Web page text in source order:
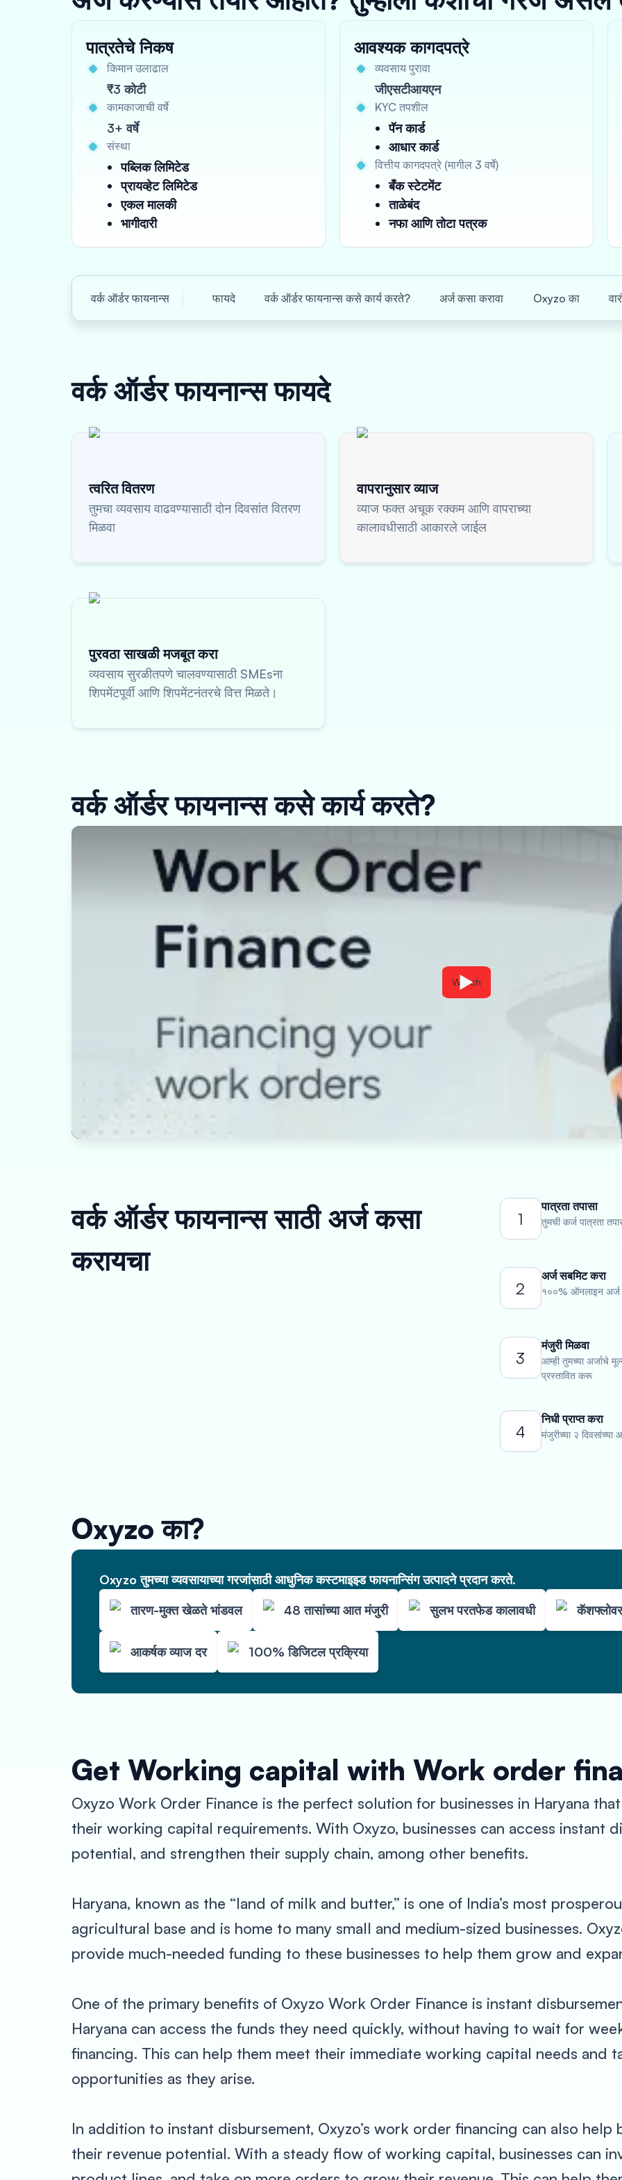
पात्रतेचे निकष
किमान उलाढाल
₹3 कोटी
कामकाजाची वर्षे
3+ वर्षे
संस्था
पब्लिक लिमिटेड
प्रायव्हेट लिमिटेड
एकल मालकी
भागीदारी
आवश्यक कागदपत्रे
व्यवसाय पुरावा
जीएसटीआयएन
KYC तपशील
पॅन कार्ड
आधार कार्ड
वित्तीय कागदपत्रे (मागील 3 वर्षे)
बँक स्टेटमेंट
ताळेबंद
नफा आणि तोटा पत्रक
वर्क ऑर्डर फायनान्स फायदे वर्क ऑर्डर फायनान्स कसे कार्य करते? अर्ज कसा करावा Oxyzo का
वर्क ऑर्डर फायनान्सफायदे
त्वरित वितरण
तुमचा व्यवसाय वाढवण्यासाठी दोन दिवसांत वितरण
मिळवा
वापरानुसार व्याज
व्याज फक्त अचूक रक्कम आणि वापराच्या
कालावधीसाठी आकारले जाईल
पुरवठा साखळी मजबूत करा
व्यवसाय सुरळीतपणे चालवण्यासाठी SMEsना
शिपमेंटपूर्वी आणि शिपमेंटनंतरचे वित्त मिळते।
वर्क ऑर्डर फायनान्स कसे कार्य करते?
Watch
वर्क ऑर्डर फायनान्स साठी अर्ज कसा
करायचा
1
पात्रता तपासा
तुमची कर्ज पात्रता
2
अर्ज सबमिट करा
१००% ऑनलाइन अर्ज
3
मंजुरी मिळवा
आम्ही तुमच्या अर्जाचे
प्रस्तावित करू
4
निधी प्राप्त करा
मंजुरीच्या २ दिवसांच्या
Oxyzo का?
Oxyzo तुमच्या व्यवसायाच्या गरजांसाठी आधुनिक कस्टमाइझ्ड फायनान्सिंग उत्पादने प्रदान करते.
तारण-मुक्त खेळते भांडवल
48 तासांच्या आत मंजुरी सुलभ परतफेड कालावधी
आकर्षक व्याज दर 100% डिजिटल प्रक्रिया
Get Working capital with Work order
Oxyzo Work Order Finance is the perfect solution for businesses in Haryana
their working capital requirements. With Oxyzo, businesses can access instant
potential, and strengthen their supply chain, among other benefits.
Haryana, known as the “land of milk and butter,” is one of India’s most
agricultural base and is home to many small and medium-sized businesses.
provide much-needed funding to these businesses to help them grow and
One of the primary benefits of Oxyzo Work Order Finance is instant
Haryana can access the funds they need quickly, without having to wait for
financing. This can help them meet their immediate working capital needs and
opportunities as they arise.
In addition to instant disbursement, Oxyzo’s work order financing can also help
their revenue potential. With a steady flow of working capital, businesses can